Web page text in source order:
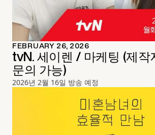
FEBRUARY 26, 2026
tvN. 세이렌 / 마케팅 (제작
문의 가능)
2026년 2월 16일 방송 예정